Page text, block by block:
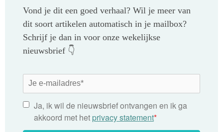
Vond je dit een goed verhaal? Wil je meer van
dit soort artikelen automatisch in je mailbox?
Schrijf je dan in voor onze wekelijkse
nieuwsbrief 👇
Ja, ik wil de nieuwsbrief ontvangen en ik ga
akkoord met het privacy statement*